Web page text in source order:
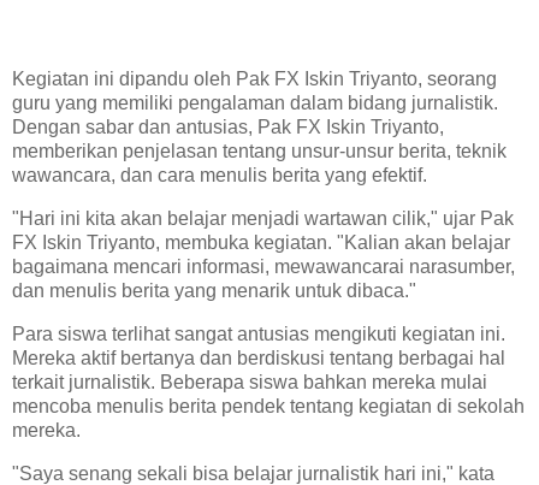
Kegiatan ini dipandu oleh Pak FX Iskin Triyanto, seorang
guru yang memiliki pengalaman dalam bidang jurnalistik.
Dengan sabar dan antusias, Pak FX Iskin Triyanto,
memberikan penjelasan tentang unsur-unsur berita, teknik
wawancara, dan cara menulis berita yang efektif.
"Hari ini kita akan belajar menjadi wartawan cilik," ujar Pak
FX Iskin Triyanto, membuka kegiatan. "Kalian akan belajar
bagaimana mencari informasi, mewawancarai narasumber,
dan menulis berita yang menarik untuk dibaca."
Para siswa terlihat sangat antusias mengikuti kegiatan ini.
Mereka aktif bertanya dan berdiskusi tentang berbagai hal
terkait jurnalistik. Beberapa siswa bahkan mereka mulai
mencoba menulis berita pendek tentang kegiatan di sekolah
mereka.
"Saya senang sekali bisa belajar jurnalistik hari ini," kata